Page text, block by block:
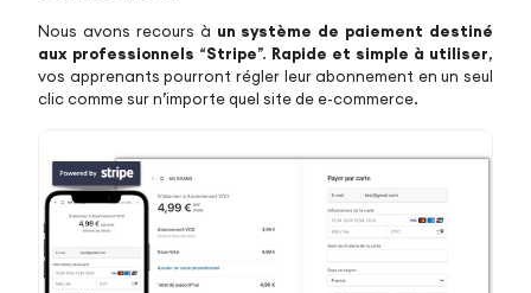
Nous avons recours à un système de paiement destiné
aux professionnels “Stripe”. Rapide et simple à utiliser,
vos apprenants pourront régler leur abonnement en un seul
clic comme sur n’importe quel site de e-commerce.